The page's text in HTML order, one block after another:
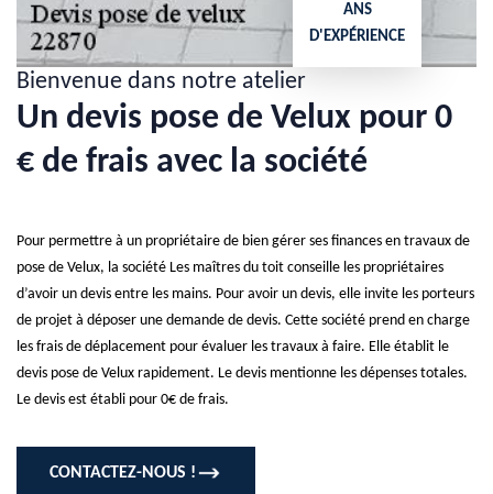
ANS
D'EXPÉRIENCE
Bienvenue dans notre atelier
Un devis pose de Velux pour 0
€ de frais avec la société
Pour permettre à un propriétaire de bien gérer ses finances en travaux de
pose de Velux, la société Les maîtres du toit conseille les propriétaires
d’avoir un devis entre les mains. Pour avoir un devis, elle invite les porteurs
de projet à déposer une demande de devis. Cette société prend en charge
les frais de déplacement pour évaluer les travaux à faire. Elle établit le
devis pose de Velux rapidement. Le devis mentionne les dépenses totales.
Le devis est établi pour 0€ de frais.
CONTACTEZ-NOUS !